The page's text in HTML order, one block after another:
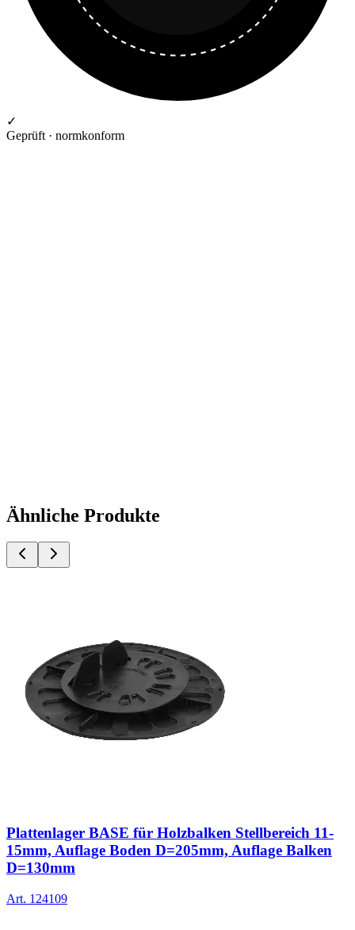
✓
Geprüft · normkonform
Ähnliche Produkte
Plattenlager BASE für Holzbalken Stellbereich 11-
15mm, Auflage Boden D=205mm, Auflage Balken
D=130mm
Art. 124109